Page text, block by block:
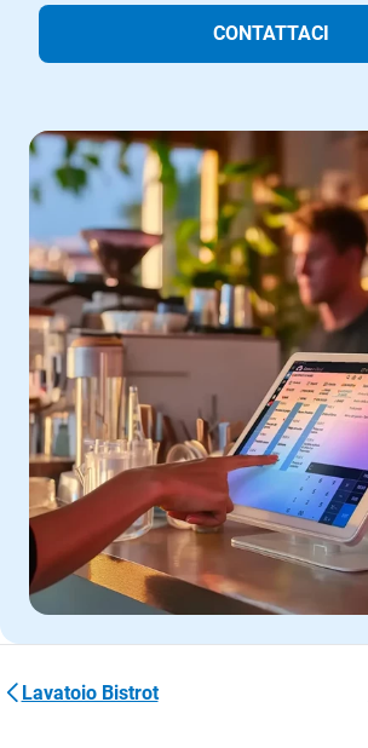
CONTATTACI
Lavatoio Bistrot